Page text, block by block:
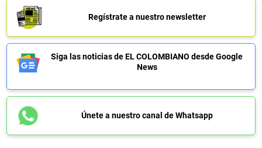
Regístrate a nuestro newsletter
Siga las noticias de EL COLOMBIANO desde Google
News
Únete a nuestro canal de Whatsapp